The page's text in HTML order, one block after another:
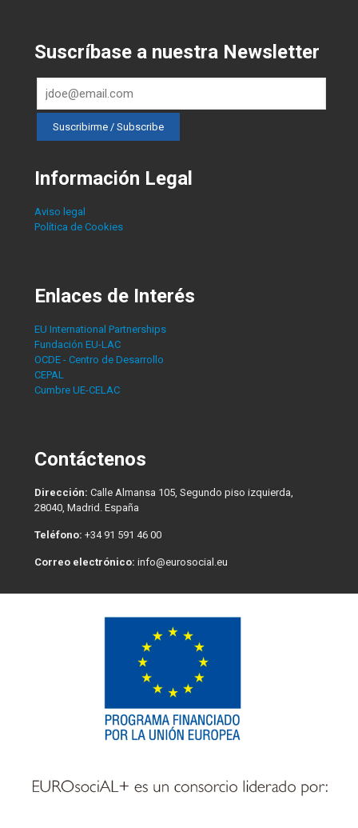
Suscríbase a nuestra Newsletter
Información Legal
Aviso legal
Política de Cookies
Enlaces de Interés
EU International Partnerships
Fundación EU-LAC
OCDE - Centro de Desarrollo
CEPAL
Cumbre UE-CELAC
Contáctenos
Dirección: Calle Almansa 105, Segundo piso izquierda,
28040, Madrid. España
Teléfono: +34 91 591 46 00
Correo electrónico: info@eurosocial.eu